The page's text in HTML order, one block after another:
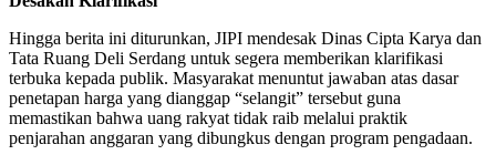
Hingga berita ini diturunkan, JIPI mendesak Dinas Cipta Karya dan
Tata Ruang Deli Serdang untuk segera memberikan klarifikasi
terbuka kepada publik. Masyarakat menuntut jawaban atas dasar
penetapan harga yang dianggap “selangit” tersebut guna
memastikan bahwa uang rakyat tidak raib melalui praktik
penjarahan anggaran yang dibungkus dengan program pengadaan.